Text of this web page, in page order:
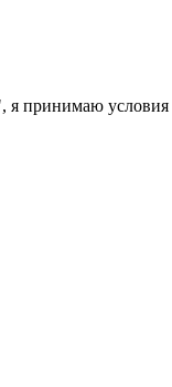
я принимаю условия